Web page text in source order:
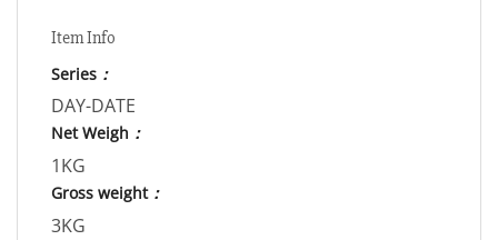
Item Info
Series ：
DAY-DATE
Net Weigh ：
1KG
Gross weight：
3KG